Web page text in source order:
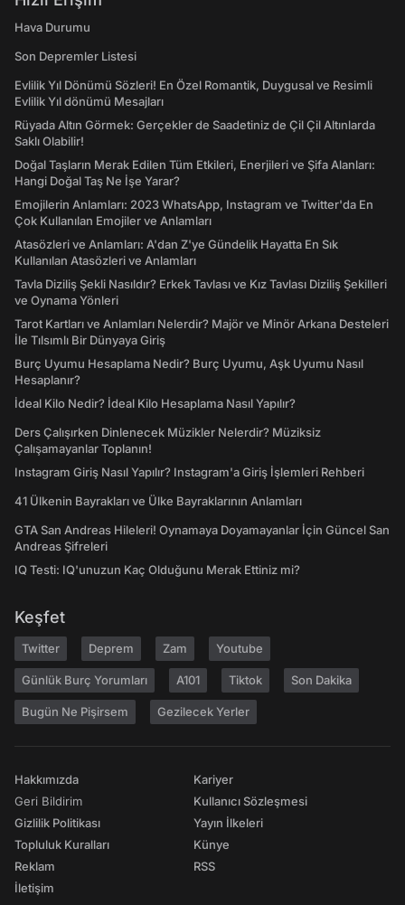
Hava Durumu
Son Depremler Listesi
Evlilik Yıl Dönümü Sözleri! En Özel Romantik, Duygusal ve Resimli
Evlilik Yıl dönümü Mesajları
Rüyada Altın Görmek: Gerçekler de Saadetiniz de Çil Çil Altınlarda
Saklı Olabilir!
Doğal Taşların Merak Edilen Tüm Etkileri, Enerjileri ve Şifa Alanları:
Hangi Doğal Taş Ne İşe Yarar?
Emojilerin Anlamları: 2023 WhatsApp, Instagram ve Twitter'da En
Çok Kullanılan Emojiler ve Anlamları
Atasözleri ve Anlamları: A'dan Z'ye Gündelik Hayatta En Sık
Kullanılan Atasözleri ve Anlamları
Tavla Diziliş Şekli Nasıldır? Erkek Tavlası ve Kız Tavlası Diziliş Şekilleri
ve Oynama Yönleri
Tarot Kartları ve Anlamları Nelerdir? Majör ve Minör Arkana Desteleri
İle Tılsımlı Bir Dünyaya Giriş
Burç Uyumu Hesaplama Nedir? Burç Uyumu, Aşk Uyumu Nasıl
Hesaplanır?
İdeal Kilo Nedir? İdeal Kilo Hesaplama Nasıl Yapılır?
Ders Çalışırken Dinlenecek Müzikler Nelerdir? Müziksiz
Çalışamayanlar Toplanın!
Instagram Giriş Nasıl Yapılır? Instagram'a Giriş İşlemleri Rehberi
41 Ülkenin Bayrakları ve Ülke Bayraklarının Anlamları
GTA San Andreas Hileleri! Oynamaya Doyamayanlar İçin Güncel San
Andreas Şifreleri
IQ Testi: IQ'unuzun Kaç Olduğunu Merak Ettiniz mi?
Keşfet
Twitter Deprem Zam Youtube
Günlük Burç Yorumları A101 Tiktok Son Dakika
Bugün Ne Pişirsem Gezilecek Yerler
Hakkımızda
Geri Bildirim
Gizlilik Politikası
Topluluk Kuralları
Reklam
İletişim
Kariyer
Kullanıcı Sözleşmesi
Yayın İlkeleri
Künye
RSS